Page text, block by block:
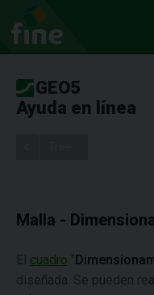
GEO5
Ayuda en línea
Malla -
El cuadro "
diseñada. Se pueden